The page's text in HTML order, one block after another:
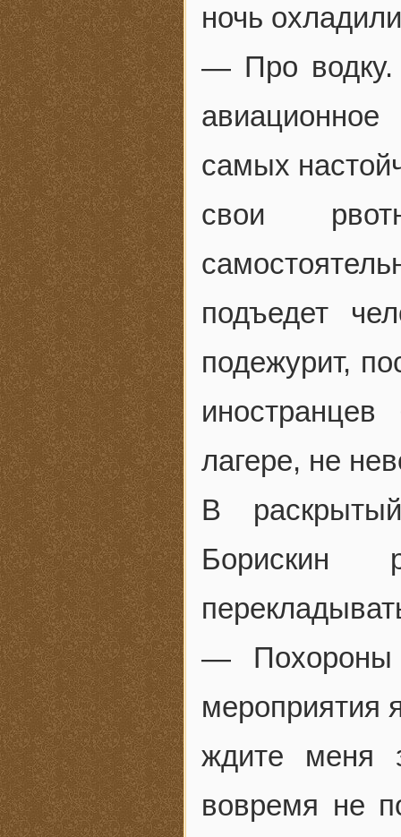
ночь
— Про водку.
самых
свои
подъедет
подежурит,
лагере, не
В
Борискин
— Похороны
мероприятия
ждите меня
вовремя не